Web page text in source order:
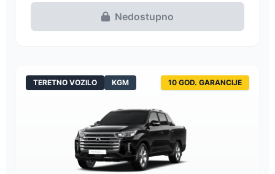
Nedostupno
TERETNO VOZILO KGM 10 GOD. GARANCIJE